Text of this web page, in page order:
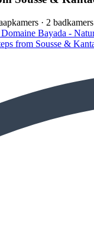
· 2 badkamers
Bayada -
from Sousse &